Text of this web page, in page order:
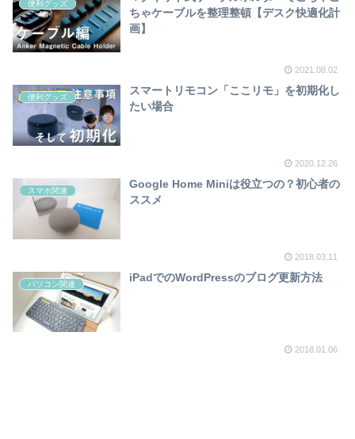
便利グッズ
ちゃケーブルを整理整頓【デスク快適化計
画】
2021.08.02
便利グッズ
スマートリモコン「ここリモ」を初期化し
たい場合
2020.12.26
スマホ関連
Google Home Miniは役立つの？初心者の
ススメ
2018.03.11
パソコン関連
iPadでのWordPressのブログ更新方法
2018.01.06